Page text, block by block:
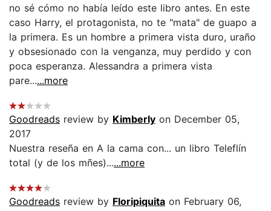
no sé cómo no había leído este libro antes. En este
caso Harry, el protagonista, no te "mata" de guapo a
la primera. Es un hombre a primera vista duro, uraño
y obsesionado con la venganza, muy perdido y con
poca esperanza. Alessandra a primera vista
pare......more
Goodreads review by Kimberly on December 05,
2017
Nuestra reseña en A la cama con... un libro Teleflín
total (y de los mñes)......more
Goodreads review by Floripiquita on February 06,